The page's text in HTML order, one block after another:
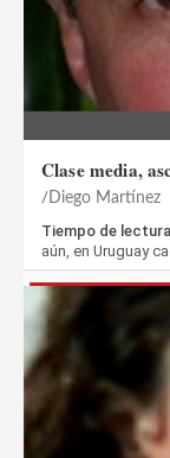
Clase media,
Diego Martínez
Tiempo de
aún, en Uruguay